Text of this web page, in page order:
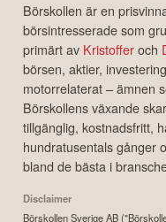
Börskollen är en
börsintresserade som
primärt av Kristofferoch
börsen, aktier,
motorrelaterat – ämnen
Börskollens växande
tillgänglig, kostnadsfritt,
hundratusentals gånger
bland de bästa i
Disclaimer
Börskollen Sverige AB